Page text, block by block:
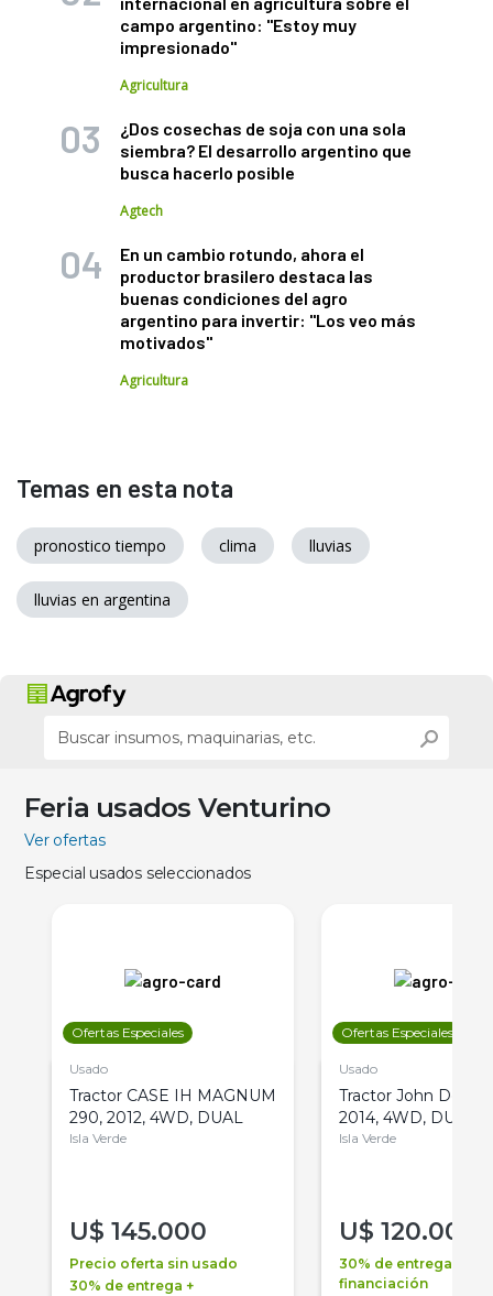
campo argentino: "Estoy muy
impresionado"
Agricultura
¿Dos cosechas de soja con una sola
siembra? El desarrollo argentino que
busca hacerlo posible
Agtech
En un cambio rotundo, ahora el
productor brasilero destaca las
buenas condiciones del agro
argentino para invertir: "Los veo más
motivados"
Agricultura
Temas en esta nota
pronostico tiempo clima lluvias
lluvias en argentina
Feria usados Venturino
Ver ofertas
Especial usados seleccionados
Ofertas Especiales
Usado
Tractor CASE IH MAGNUM
290, 2012, 4WD, DUAL
Isla Verde
U$ 145.000
Precio oferta sin usado
30% de entrega +
Ofertas Especiales
Usado
Tractor John Deere
2014, 4WD, DUAL
Isla Verde
U$ 120.000
30% de entrega +
financiación